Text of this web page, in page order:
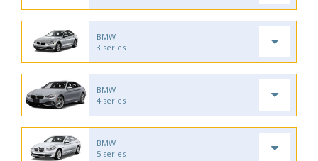
BMW
3 series
BMW
4 series
BMW
5 series